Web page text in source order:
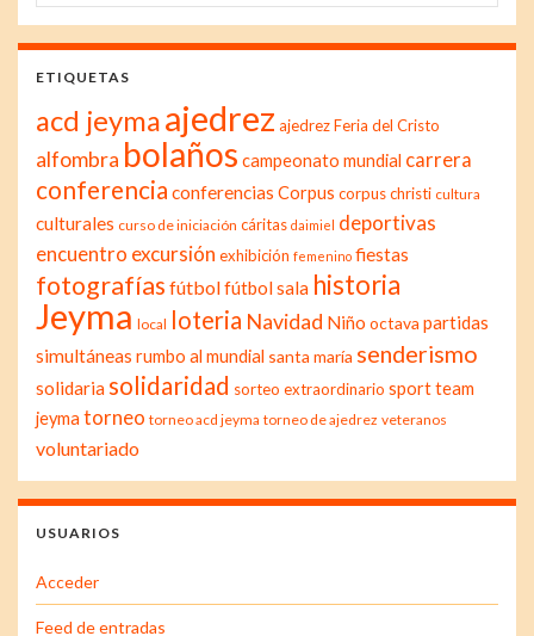
ETIQUETAS
acd jeymaajedrez ajedrez Feria del Cristo
alfombra bolaños campeonato mundial carrera
conferencia conferencias Corpus corpus christi cultura
culturales curso de iniciación cáritas daimiel deportivas
encuentro excursión exhibición femenino fiestas
fotografías fútbolfútbol sala historia
Jeyma local loteria Navidad Niño octava partidas
simultáneas rumbo al mundial santa maría senderismo
solidariasolidaridad sorteo extraordinario sport team
jeyma torneo torneo acd jeyma torneo de ajedrez veteranos
voluntariado
USUARIOS
Acceder
Feed de entradas